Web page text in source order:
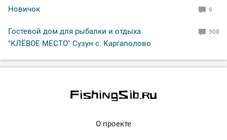
Новичок 6
Гостевой дом для рыбалки и отдыха
"КЛЁВОЕ МЕСТО" Сузун с. Каргаполово
908
О проекте